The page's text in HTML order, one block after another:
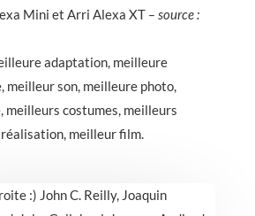
Mini et Arri Alexa XT – source :
adaptation, meilleure
meilleur son, meilleure photo,
meilleurs costumes, meilleurs
meilleur film.